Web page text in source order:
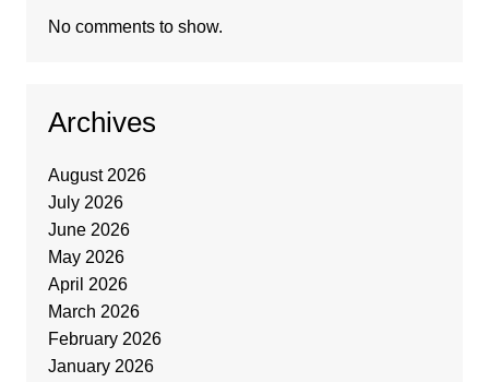
No comments to show.
Archives
August 2026
July 2026
June 2026
May 2026
April 2026
March 2026
February 2026
January 2026